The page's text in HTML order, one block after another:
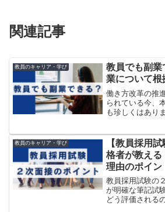
関連記事
教員のキャリア・学び
教員でも副業
業について根
働き方改革の推
られている今、
も珍しくはあり
公務員ですから
れています。し
教員のキャリア・学び
【教員採用
格者が教える
理由のポイン
教員採用試験の
が明確な筆記試
どう評価される